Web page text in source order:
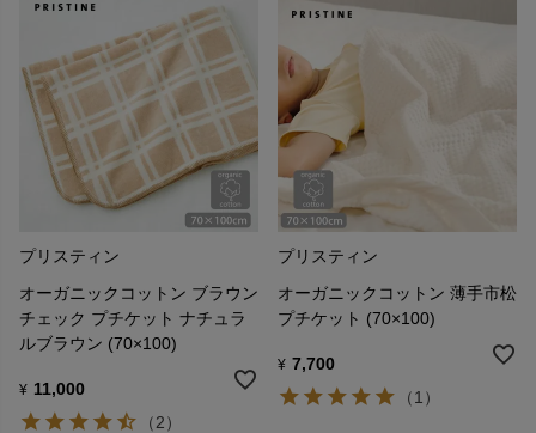
プリスティン
オーガニックコットン ブラウン
チェック プチケット ナチュラ
ルブラウン (70×100)
¥ 11,000
（2）
プリスティン
オーガニックコットン 薄手市松
プチケット (70×100)
¥ 7,700
（1）